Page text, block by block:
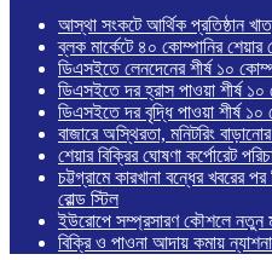
আস্থা সংকটে আর্থিক প্রতিষ্ঠান
ব্লক মার্কেটে ৪০ কোম্পানির শেয়ার
ডিএসইতে লেনদেনের শীর্ষ ১০
ডিএসইতে দর হ্রাস পাওয়া শীর্ষ ১০
ডিএসইতে দর বৃদ্ধি পাওয়া শীর্ষ ১০
বাজারে অস্থিরতা, মনিটরিং
শেয়ার বিক্রির ঘোষণা কর্পোরেট
চট্টগ্রামে কারখানা বন্ধের
রোল্ড স্টিল
ইউরোপে সম্প্রসারণ কৌশলে নতুন
বিক্রি ও পাওনা আদায় কমায়